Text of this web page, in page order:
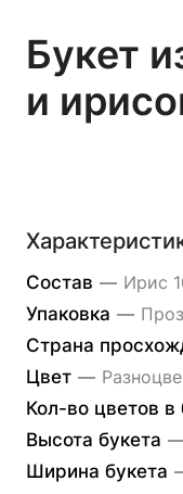
Букет
и
Состав — Ирис
Упаковка —
Страна
Цвет —
Кол-во цветов в
Высота букета
Ширина букета